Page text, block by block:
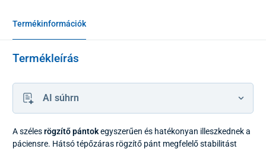
Termékinformációk
Termékleírás
AI súhrn
A szélesrögzítő pántokegyszerűen és hatékonyan illeszkednek a
páciensre. Hátsó tépőzáras rögzítő pánt megfelelő stabilitást